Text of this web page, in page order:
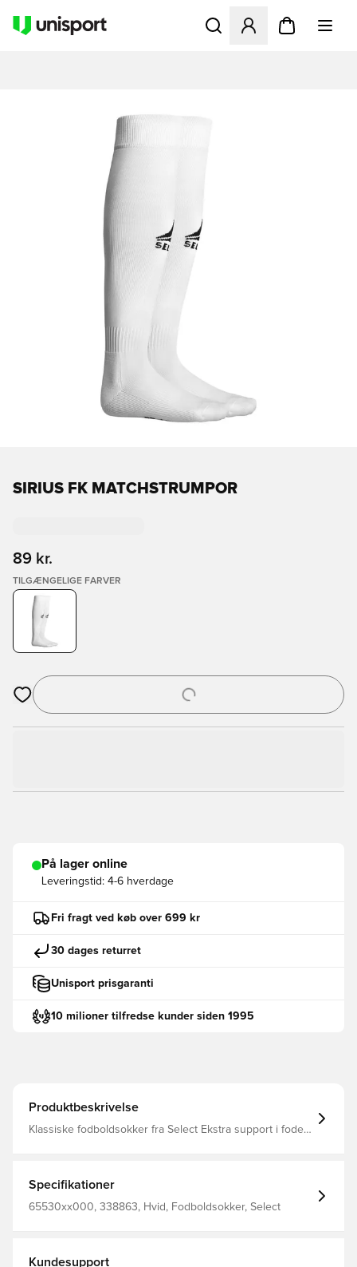
Åbner en Modal til at
SIRIUS FK MATCHSTRUMPOR
89 kr.
TILGÆNGELIGE FARVER
Åbner en Modal til at logge ind eller tilmelde dig som medlem
På lager online
Leveringstid: 4-6 hverdage
Fri fragt ved køb over 699 kr
30 dages returret
Unisport prisgaranti
10 milioner tilfredse kunder siden 1995
Produktbeskrivelse
Klassiske fodboldsokker fra Select Ekstra support i foden
Specifikationer
65530xx000, 338863, Hvid, Fodboldsokker, Select
Kundesupport